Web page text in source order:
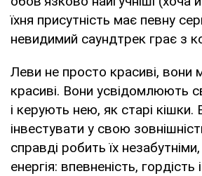
їхня присутність має певну
невидимий саундтрек грає з
Леви не просто красиві, вони
красиві. Вони усвідомлюють
і керують нею, як старі
інвестувати у свою
справді робить їх
енергія: впевненість, гордість